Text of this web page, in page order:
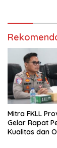
Mitra FKLL
Gelar Rapat
Kualitas dan